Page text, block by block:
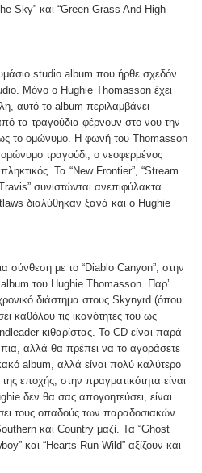
Sky” και “Green Grass And High
studio album που ήρθε σχεδόν
Μόνο ο Hughie Thomasson έχει
αυτό το album περιλαμβάνει
τα τραγούδια φέρνουν στο νου την
το ομώνυμο. Η φωνή του Thomasson
τραγούδι, ο νεοφερμένος
Τα “New Frontier”, “Stream
συνιστώνται ανεπιφύλακτα.
διαλύθηκαν ξανά και ο Hughie
σύνθεση με το “Diablo Canyon”, στην
album του Hughie Thomasson. Παρ’
διάστημα στους Skynyrd (όπου
καθόλου τις ικανότητες του ως
κιθαρίστας. Το CD είναι παρά
αλλά θα πρέπει να το αγοράσετε
album, αλλά είναι πολύ καλύτερο
εποχής, στην πραγματικότητα είναι
δεν θα σας απογοητεύσει, είναι
τους οπαδούς των παραδοσιακών
και Country μαζί. Τα “Ghost
και “Hearts Run Wild” αξίζουν και